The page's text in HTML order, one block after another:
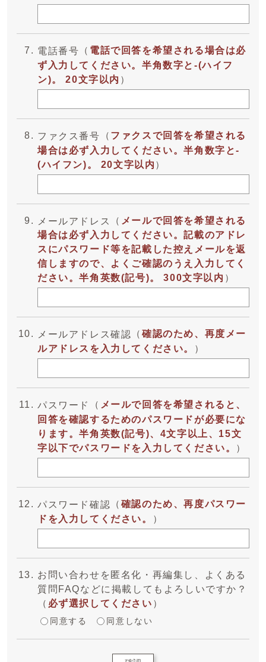
電話番号 （ 電話で回答を希望される場合は必
ず入力してください。半角数字と-(ハイフ
ン)。 20文字以内 ）
ファクス番号 （ ファクスで回答を希望される
場合は必ず入力してください。半角数字と-
(ハイフン)。 20文字以内 ）
メールアドレス （ メールで回答を希望される
場合は必ず入力してください。記載のアドレ
スにパスワード等を記載した控えメールを返
信しますので、よくご確認のうえ入力してく
ださい。半角英数(記号)。 300文字以内 ）
メールアドレス確認 （確認のため、再度メー
ルアドレスを入力してください。
）
パスワード （ メールで回答を希望されると、
回答を確認するためのパスワードが必要にな
ります。半角英数(記号)、4文字以上、15文
字以下でパスワードを入力してください。 ）
パスワード確認 （ 確認のため、再度パスワー
ドを入力してください。
）
お問い合わせを匿名化・再編集し、よくある
質問FAQなどに掲載してもよろしいですか？
（ 必ず選択してください ）
同意する 同意しない